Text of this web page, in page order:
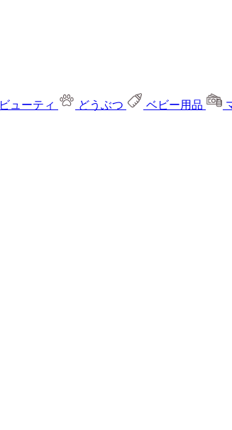
ビューティ どうぶつ ベビー用品